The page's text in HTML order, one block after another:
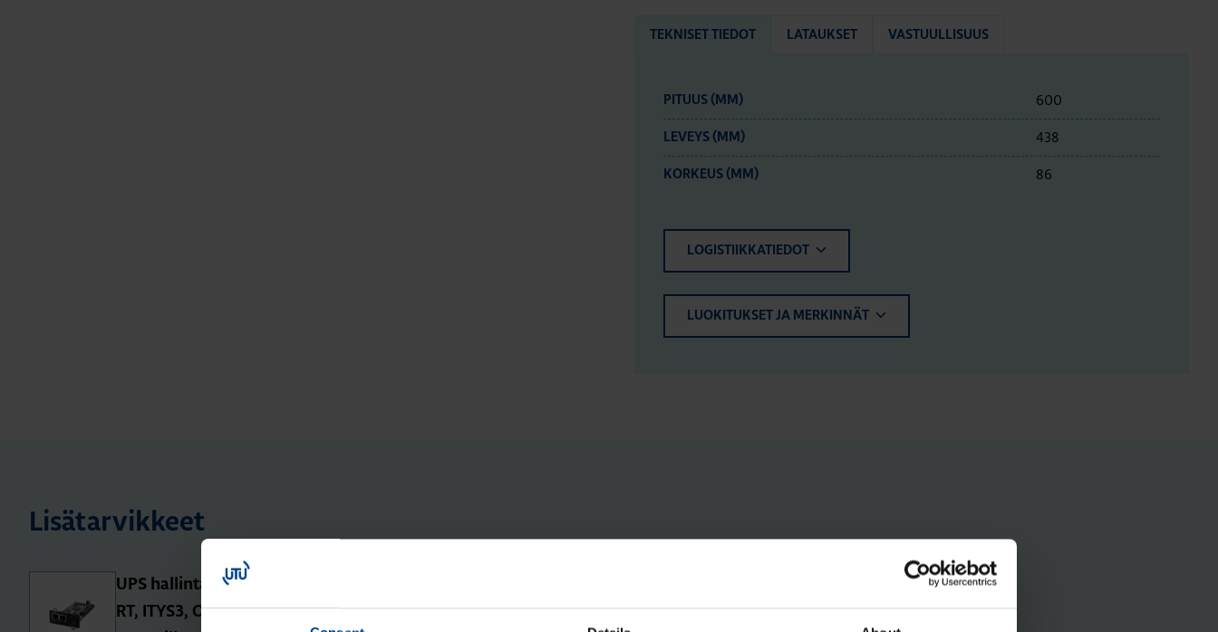
TEKNISET TIEDOT LATAUKSET VASTUULLISUUS
PITUUS (MM) 600
LEVEYS (MM) 438
KORKEUS (MM) 86
LOGISTIIKKATIEDOT
LUOKITUKSET JA MERKINNÄT
Lisätarvikkeet
UPS hal­lin­ta­kort­ti IPV4/IPV6 Netys
RT, ITYS3, OFYS RT, Mas­te­rys BC+
teusan­tu­ri, 2 tuloa